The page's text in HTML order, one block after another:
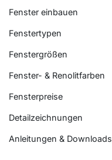
Fenster einbauen
Fenstertypen
Fenstergrößen
Fenster- & Renolitfarben
Fensterpreise
Detailzeichnungen
Anleitungen & Downloads